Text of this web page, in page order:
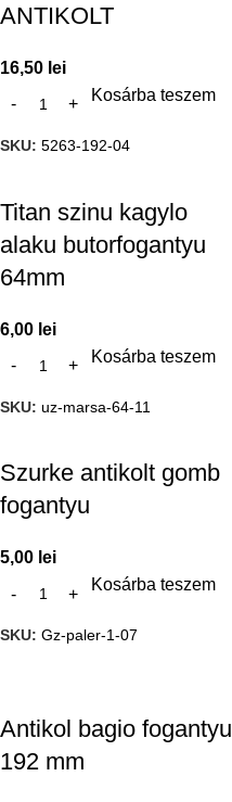
ANTIKOLT
16,50 lei
Kosárba teszem
SKU: 5263-192-04
Titan szinu kagylo
alaku butorfogantyu
64mm
6,00 lei
Kosárba teszem
SKU: uz-marsa-64-11
Szurke antikolt gomb
fogantyu
5,00 lei
Kosárba teszem
SKU: Gz-paler-1-07
Antikol bagio fogantyu
192 mm